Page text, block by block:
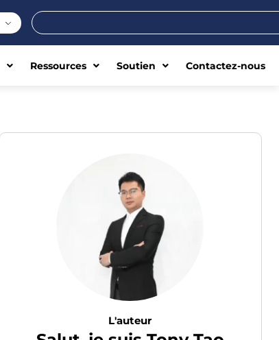
Rechercher
Ressources Soutien Contactez-nous
L'auteur